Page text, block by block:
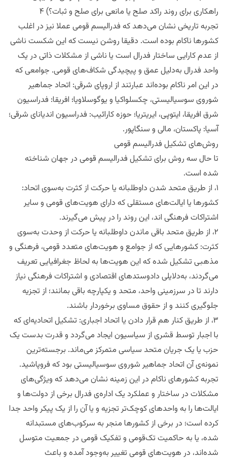
راهکاری برای روند راکد صلح یا مانعی برای صلح و ثبات؟) ۴
تجربه تاریخی نشان می‌دهد که فدرالیسم قومی عملا نیز در اغلب
کشورها ناکام بوده است. دقیقا روشن نیست که این شکست ناشی
از عدم کارایی ساختار فدرال است یا ناشی از مشکلات ذاتی در یک
واحد فدرال به‌دلیل عمق و پیچیدگی شکاف‌های قومی. جوامعی که
در این امر ناکام بوده‌اند عبارتند از اروپای شرقی: اتحاد جماهیر
شوروی سوسیالیستی، چکسلواکیا و یوگوسلاویا؛ افریقا: فدراسیون
شرق افریقا، ایتوپی، ایریتریا؛ حوزه کارائیب: فدراسیون اندیانای شرقی؛
آسیا: پاکستان، مالی و سنگاپور.
روش‌های تشکیل فدرالیسم قومی
تا حال سه روش برای تشکیل فدرالیسم قومی در جهان شناخته
شده است.
۱، از طریق متحد شدن داوطلبانه یا حرکت از کثرت به‌سوی اتحاد:
کشورها یا ایالت‌های مستقلی که دارای هویت‌های قومی و سایر
اشتراکات فرهنگی اند، این روند را در پیش می‌گیرند.
۲، از طریق متحد باقی ماندن داوطلبانه یا حرکت از وحدت به‌سوی
کثرت: کشورهایی که از جوامع و هویت‌های متعدد قومی، فرهنگی و
مذهبی تشکیل شده که این هویت‌ها به لحاظ جغرافیایی تعریف
می‌گردند، به‌دلایلی دادوستدهای اقتصادی و اشتراکات فرهنگی نیاز
دارند تا در سرزمینی واحد، متحد و یکپارچه باقی بمانند؛ از تجزیه
جلوگیری کنند و از حقوق مساوی برخوردار باشند.
۳، از طریق کنار هم قرار دادن یا اتحاد اجباری: تشکیل اتحادیه‌ای که
با اجبار توسط قشری از سیاسیون ایجاد می‌گردد و قدرت بدست یک
حزب یا یک جریان متحد سیاسی متمرکز می‌ماند. برجسته‌ترین
نمونه‌ی آن اتحاد جماهیر شوروی سوسیالیستی بود که فروپاشید.
تجربه کشورهای ناکام در این زمینه نشان می‌دهد که ویژگی‌های
مشکلات در ساختار و عملکرد یک اداره‌ی فدرال برخی از دولت‌ها و
ایالت‌ها را به واحدهای کوچک‌تر تجزیه و یا آن را از یک پیکر واحد جدا
کرده است؛ در برخی از کشورها منجر به سرکوب‌های مستبدانه
شده، یا به حاکمیت تک‌قومی و تفکیک قومی در جمعیت متوسل
شده‌اند، در هویت‌های قومی تغییر به‌وجود آمده و باعث